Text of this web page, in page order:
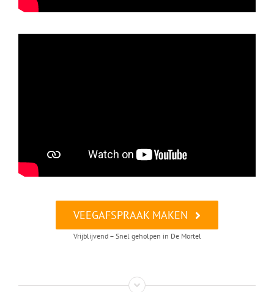
VEEGAFSPRAAK MAKEN
Vrijblijvend – Snel geholpen in De Mortel